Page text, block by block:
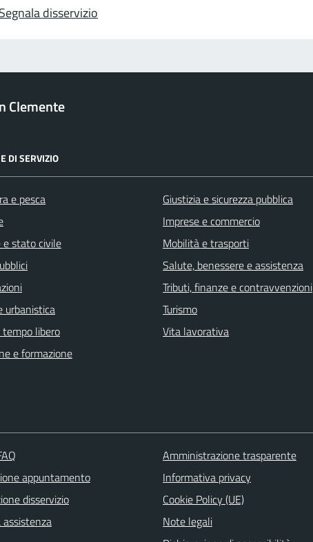
Segnala disservizio
Clemente
DI SERVIZIO
e pesca
e stato civile
urbanistica
libero
e formazione
Giustizia e sicurezza pubblica
Imprese e commercio
Mobilità e trasporti
Salute, benessere e assistenza
Tributi, finanze e contravvenzioni
Turismo
Vita lavorativa
appuntamento
disservizio
assistenza
Amministrazione trasparente
Informativa privacy
Cookie Policy (UE)
Note legali